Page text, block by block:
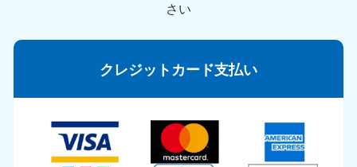
さい
クレジットカード支払い